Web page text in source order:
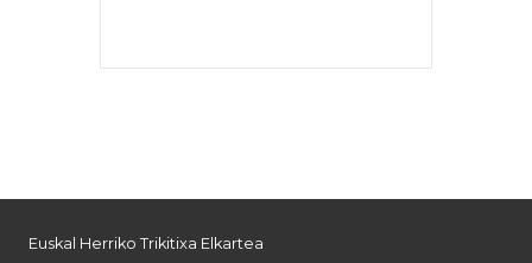
Euskal Herriko Trikitixa Elkartea